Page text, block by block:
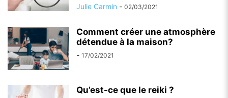
Julie Carmin - 02/03/2021
Comment créer une atmosphère
détendue à la maison?
- 17/02/2021
Qu’est-ce que le reiki ?